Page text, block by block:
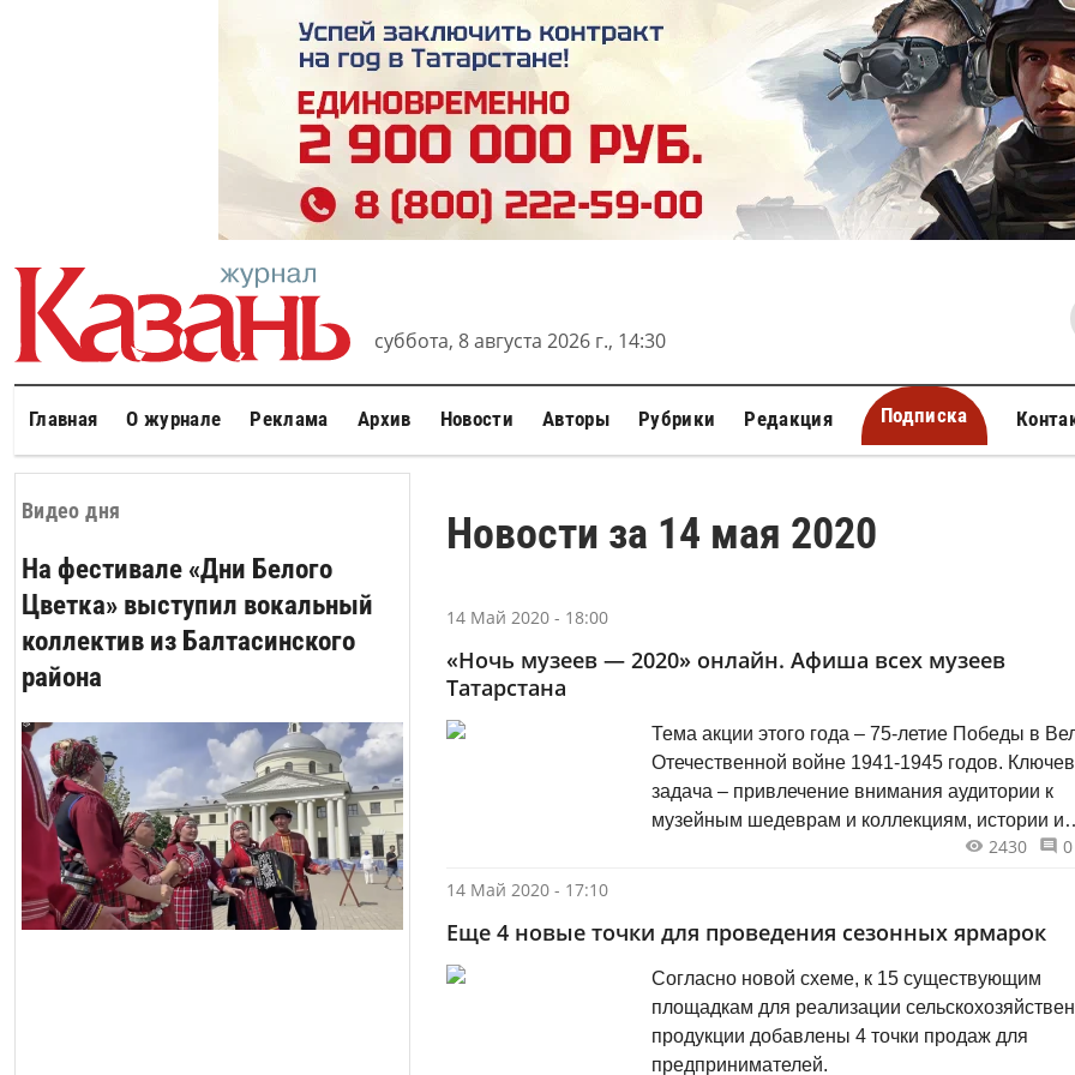
суббота, 8 августа 2026 г., 14:30
Главная О журнале Реклама Архив Новости Авторы Рубрики Редакция Подписка
Видео дня
На фестивале «Дни Белого
Цветка» выступил вокальный
коллектив из Балтасинского
района
Новости за 14 мая 2020
14 Май 2020 - 18:00
«Ночь музеев — 2020» онлайн. Афиша всех музеев
Татарстана
Тема акции этого года – 75-летие Победы в
Отечественной войне 1941-1945 годов.
задача – привлечение внимания аудитории к
музейным шедеврам и коллекциям, истории и
культурному наследию с помощью тематических
дома узнать историю уникальных экспонатов,
произведений искусства, интересные и
малоизвестные факты о Великой
войне и ее героях.
2430 0
14 Май 2020 - 17:10
Еще 4 новые точки для проведения сезонных ярмарок
Согласно новой схеме, к 15 существующим
площадкам для реализации
продукции добавлены 4 точки продаж для
предпринимателей.